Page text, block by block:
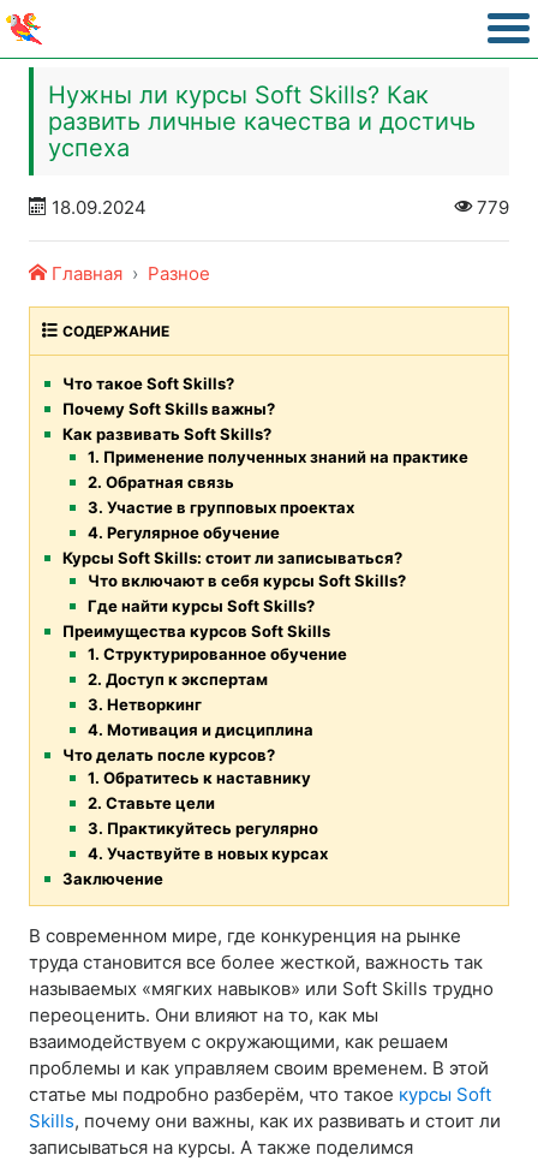
Нужны ли курсы Soft Skills? Как
развить личные качества и достичь
успеха
18.09.2024 779
Главная Разное
СОДЕРЖАНИЕ
Что такое Soft Skills?
Почему Soft Skills важны?
Как развивать Soft Skills?
1. Применение полученных знаний на практике
2. Обратная связь
3. Участие в групповых проектах
4. Регулярное обучение
Курсы Soft Skills: стоит ли записываться?
Что включают в себя курсы Soft Skills?
Где найти курсы Soft Skills?
Преимущества курсов Soft Skills
1. Структурированное обучение
2. Доступ к экспертам
3. Нетворкинг
4. Мотивация и дисциплина
Что делать после курсов?
1. Обратитесь к наставнику
2. Ставьте цели
3. Практикуйтесь регулярно
4. Участвуйте в новых курсах
Заключение
В современном мире, где конкуренция на рынке
труда становится все более жесткой, важность так
называемых «мягких навыков» или Soft Skills трудно
переоценить. Они влияют на то, как мы
взаимодействуем с окружающими, как решаем
проблемы и как управляем своим временем. В этой
статье мы подробно разберём, что такое курсы Soft
Skills, почему они важны, как их развивать и стоит ли
записываться на курсы. А также поделимся